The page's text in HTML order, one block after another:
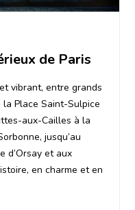
de Paris
vibrant, entre grands
Place Saint-Sulpice
aux-Cailles à la
jusqu’au
d’Orsay et aux
en charme et en